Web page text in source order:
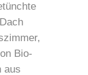
Bio-
aus